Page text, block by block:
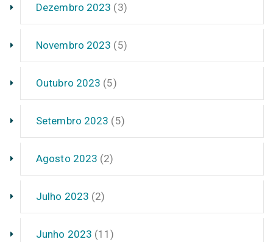
Dezembro 2023 (3)
Novembro 2023 (5)
Outubro 2023 (5)
Setembro 2023 (5)
Agosto 2023 (2)
Julho 2023 (2)
Junho 2023 (11)